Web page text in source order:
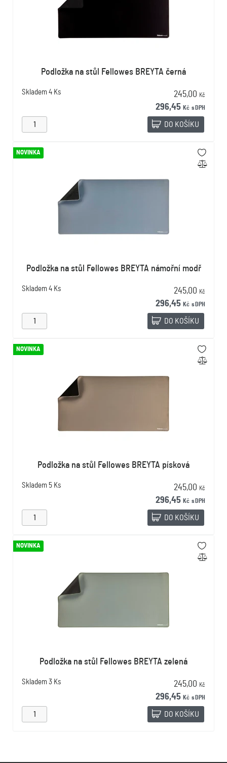
Podložka na stůl Fellowes BREYTA černá
Skladem 4 Ks 245,00 Kč
296,45 Kč s DPH
DO KOŠÍKU
NOVINKA
Podložka na stůl Fellowes BREYTA námořní modř
Skladem 4 Ks 245,00 Kč
296,45 Kč s DPH
DO KOŠÍKU
NOVINKA
Podložka na stůl Fellowes BREYTA písková
Skladem 5 Ks 245,00 Kč
296,45 Kč s DPH
DO KOŠÍKU
NOVINKA
Podložka na stůl Fellowes BREYTA zelená
Skladem 3 Ks 245,00 Kč
296,45 Kč s DPH
DO KOŠÍKU